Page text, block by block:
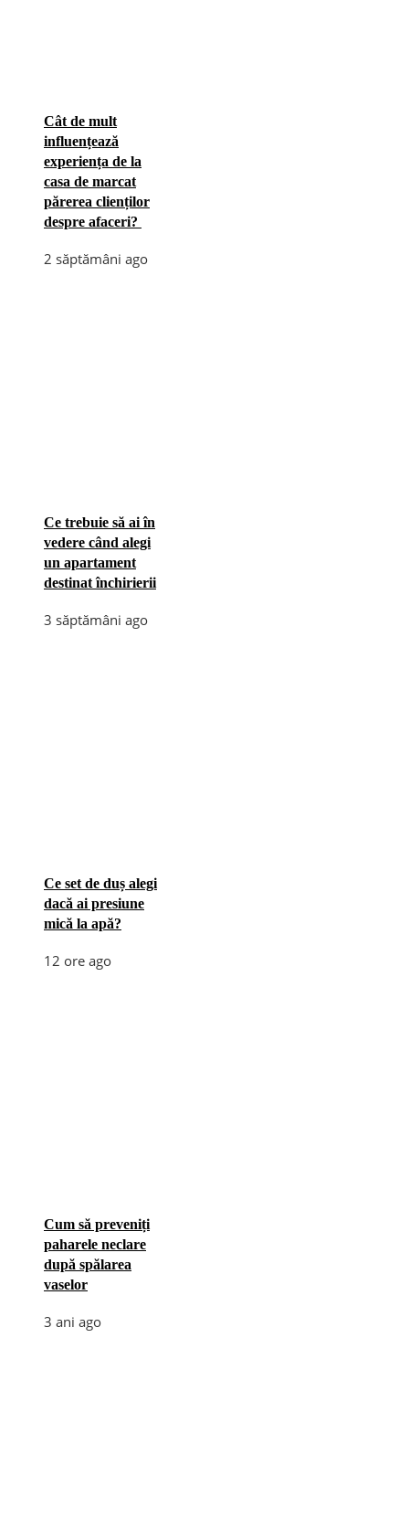
Cât de mult
influențează
experiența de la
casa de marcat
părerea clienților
despre afaceri?
2 săptămâni ago
Ce trebuie să ai în
vedere când alegi
un apartament
destinat închirierii
3 săptămâni ago
Ce set de duș alegi
dacă ai presiune
mică la apă?
12 ore ago
Cum să preveniți
paharele neclare
după spălarea
vaselor
3 ani ago